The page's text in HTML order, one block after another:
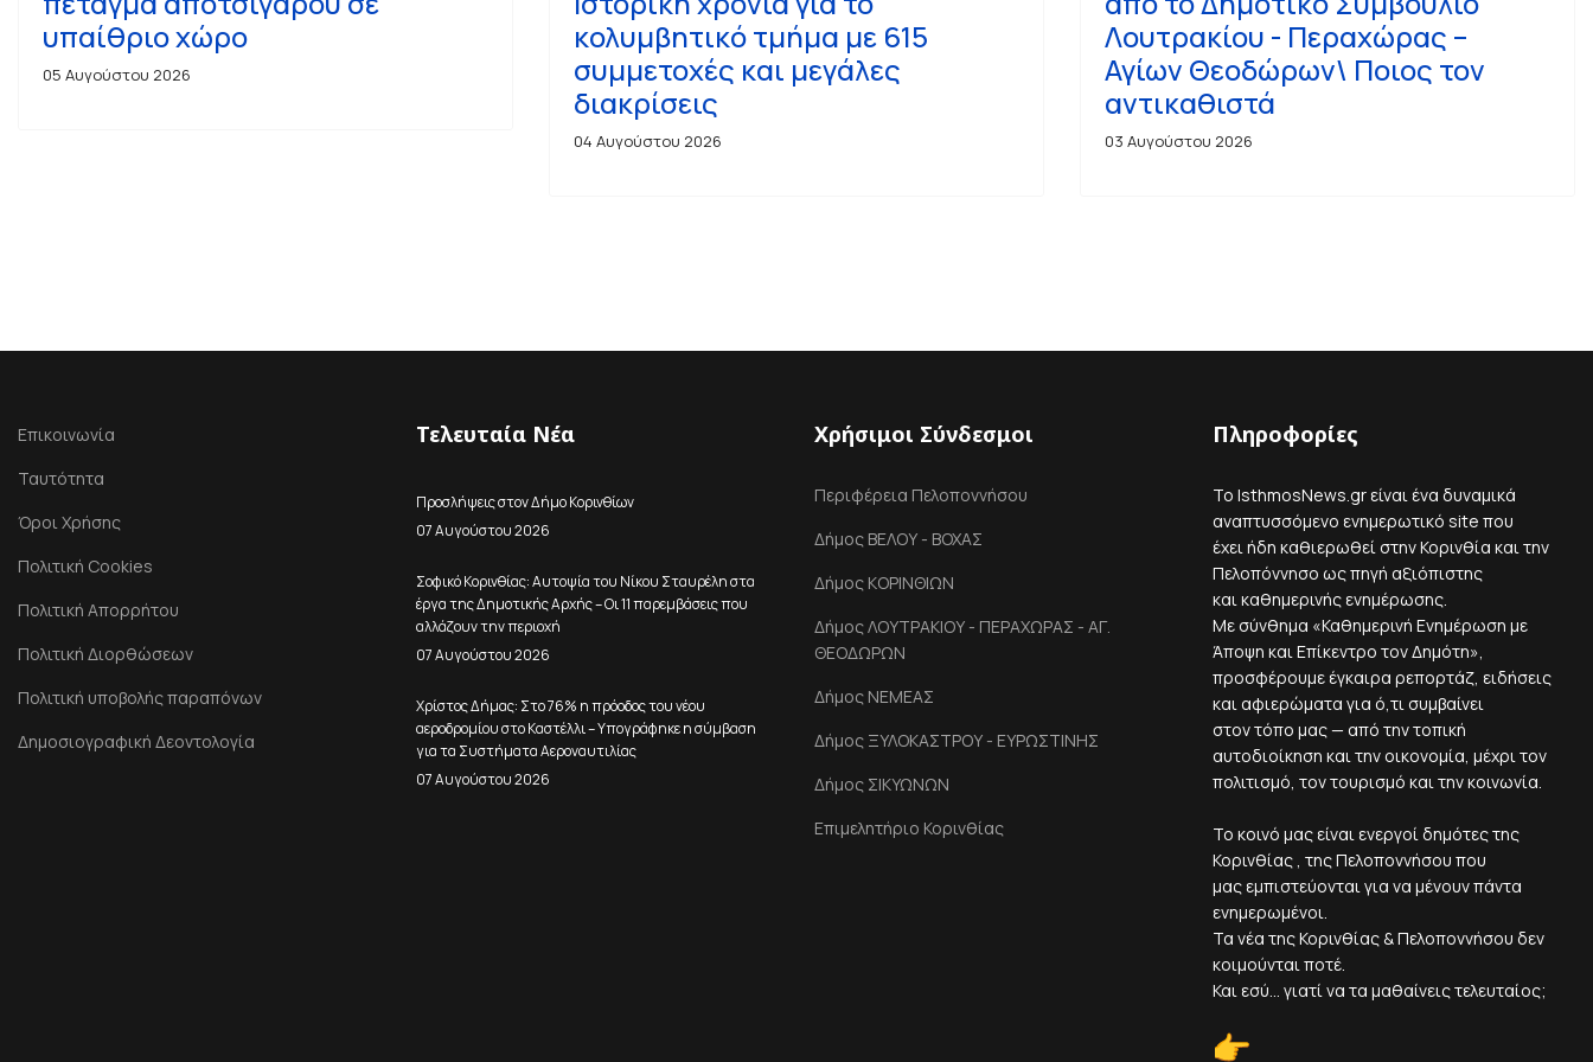
υπαίθριο χώρο
05 Αυγούστου 2026
κολυμβητικό τμήμα με 615
συμμετοχές και μεγάλες
διακρίσεις
04 Αυγούστου 2026
Λουτρακίου - Περαχώρας –
Αγίων Θεοδώρων\ Ποιος τον
αντικαθιστά
03 Αυγούστου 2026
Επικοινωνία
Ταυτότητα
Όροι Χρήσης
Πολιτική Cookies
Πολιτική Απορρήτου
Πολιτική Διορθώσεων
Πολιτική υποβολής παραπόνων
Δημοσιογραφική Δεοντολογία
Τελευταία Νέα
Προσλήψεις στον Δήμο Κορινθίων
07 Αυγούστου 2026
Σοφικό Κορινθίας: Αυτοψία του Νίκου Σταυρέλη στα
έργα της Δημοτικής Αρχής – Οι 11 παρεμβάσεις που
αλλάζουν την περιοχή
07 Αυγούστου 2026
Χρίστος Δήμας: Στο 76% η πρόοδος του νέου
αεροδρομίου στο Καστέλλι – Υπογράφηκε η σύμβαση
για τα Συστήματα Αεροναυτιλίας
07 Αυγούστου 2026
Χρήσιμοι Σύνδεσμοι
Περιφέρεια Πελοποννήσου
Δήμος ΒΕΛΟΥ - ΒΟΧΑΣ
Δήμος ΚΟΡΙΝΘΙΩΝ
Δήμος ΛΟΥΤΡΑΚΙΟΥ - ΠΕΡΑΧΩΡΑΣ - ΑΓ.
ΘΕΟΔΩΡΩΝ
Δήμος ΝΕΜΕΑΣ
Δήμος ΞΥΛΟΚΑΣΤΡΟΥ - ΕΥΡΩΣΤΙΝΗΣ
Δήμος ΣΙΚΥΩΝΩΝ
Επιμελητήριο Κορινθίας
Πληροφορίες
Το IsthmosNews.gr είναι ένα δυναμικά
αναπτυσσόμενο ενημερωτικό site που
έχει ήδη καθιερωθεί στην Κορινθία και την
Πελοπόννησο ως πηγή αξιόπιστης
και καθημερινής ενημέρωσης.
Με σύνθημα «Καθημερινή Ενημέρωση με
Άποψη και Επίκεντρο τον Δημότη»,
προσφέρουμε έγκαιρα ρεπορτάζ, ειδήσεις
και αφιερώματα για ό,τι συμβαίνει
στον τόπο μας — από την τοπική
αυτοδιοίκηση και την οικονομία, μέχρι τον
πολιτισμό, τον τουρισμό και την κοινωνία.
Το κοινό μας είναι ενεργοί δημότες της
Κορινθίας , της Πελοποννήσου που
μας εμπιστεύονται για να μένουν πάντα
ενημερωμένοι.
Τα νέα της Κορινθίας & Πελοποννήσου δεν
κοιμούνται ποτέ.
Και εσύ... γιατί να τα μαθαίνεις τελευταίος;